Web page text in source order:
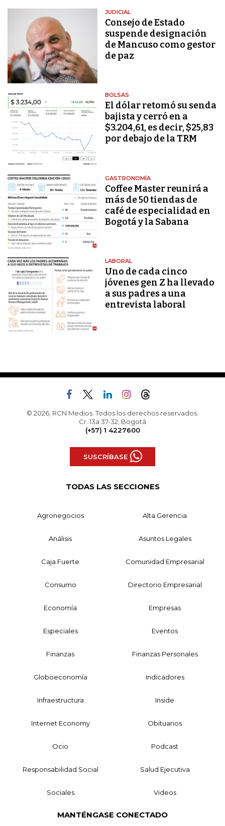
JUDICIAL
Consejo de Estado
suspende designación
de Mancuso como gestor
de paz
BOLSAS
El dólar retomó su senda
bajista y cerró en a
$3.204,61, es decir, $25,83
por debajo de la TRM
GASTRONOMÍA
Coffee Master reunirá a
más de 50 tiendas de
café de especialidad en
Bogotá y la Sabana
LABORAL
Uno de cada cinco
jóvenes gen Z ha llevado
a sus padres a una
entrevista laboral
© 2026, RCN Medios. Todos los derechos reservados.
Cr. 13a 37-32, Bogotá
(+57) 1 4227600
SUSCRÍBASE
TODAS LAS SECCIONES
Agronegocios Alta Gerencia
Análisis Asuntos Legales
Caja Fuerte Comunidad Empresarial
Consumo Directorio Empresarial
Economía Empresas
Especiales Eventos
Finanzas Finanzas Personales
Globoeconomía Indicadores
Infraestructura Inside
Internet Economy Obituarios
Ocio Podcast
Responsabilidad Social Salud Ejecutiva
Sociales Videos
MANTÉNGASE CONECTADO